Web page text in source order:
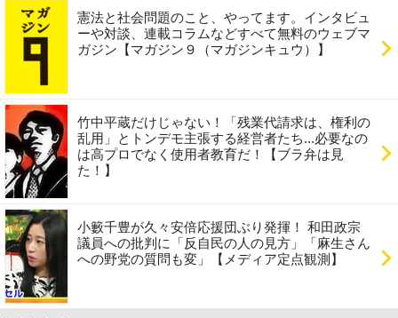
憲法と社会問題のこと、やってます。インタビュ
ーや対談、連載コラムなどすべて無料のウェブマ
ガジン【マガジン９（マガジンキュウ）】
竹中平蔵だけじゃない！「残業代請求は、権利の
乱用」とトンデモ主張する経営者たち...必要なの
は高プロでなく使用者教育だ！【ブラ弁は見
た！】
小籔千豊が久々安倍応援団ぶり発揮！ 和田政宗
議員への批判に「反自民の人の見方」「麻生さん
への野党の質問も変」【メディア定点観測】